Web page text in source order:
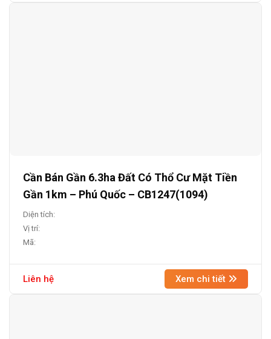
Cần Bán Gần 6.3ha Đất Có Thổ Cư Mặt Tiền
Gần 1km – Phú Quốc – CB1247(1094)
Diện tích:
Vị trí:
Mã:
Liên hệ Xem chi tiết